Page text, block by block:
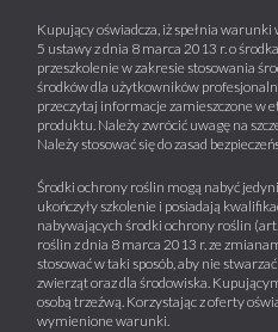
Kupujący oświadcza, iż spełnia
5 ustawy z dnia 8 marca 2013 r. o
przeszkolenie w zakresie stosowania
środków dla użytkowników
przeczytaj informacje zamieszczone w
produktu. Należy zwrócić uwagę na
Należy stosować się do zasad
Środki ochrony roślin mogą nabyć
ukończyły szkolenie i posiadają
nabywających środki ochrony roślin
roślin z dnia 8 marca 2013 r. ze
stosować w taki sposób, aby nie
zwierząt oraz dla środowiska.
osobą trzeźwą. Korzystając z oferty
wymienione warunki.